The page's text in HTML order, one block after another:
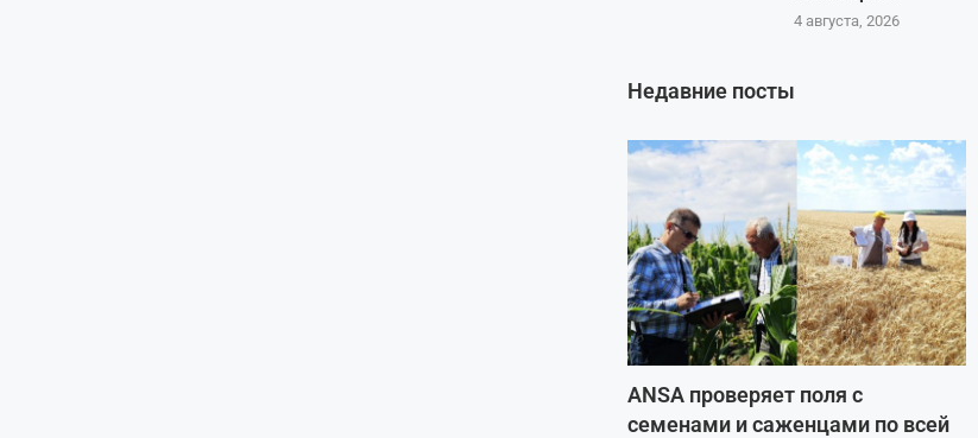
4 августа, 2026
Недавние посты
ANSA проверяет поля с
семенами и саженцами по всей